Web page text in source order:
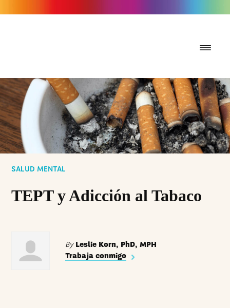
SALUD MENTAL
TEPT y Adicción al Tabaco
ByLeslie Korn, PhD, MPH
Trabaja conmigo